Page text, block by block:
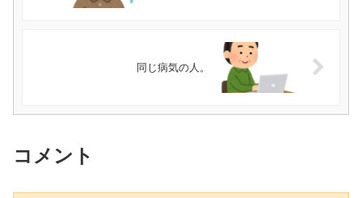
同じ病気の人。
コメント